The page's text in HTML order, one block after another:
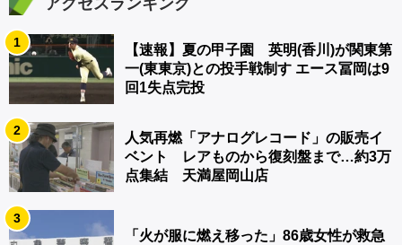
1
【速報】夏の甲子園 英明(香川)が関東第
一(東東京)との投手戦制す エース冨岡は9
回1失点完投
2
人気再燃「アナログレコード」の販売イ
ベント レアものから復刻盤まで…約3万
点集結 天満屋岡山店
3
「火が服に燃え移った」86歳女性が救急